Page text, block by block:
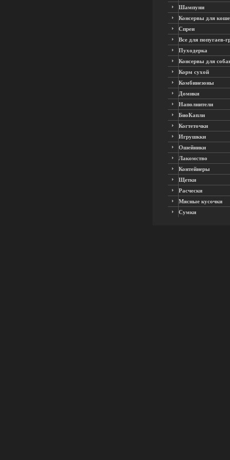
Шампуни
Консервы для
Спреи
Все для попугаев-
Пуходерка
Консервы для
Корм сухой
Комбинезоны
Домики
Наполнители
БиоКапли
Когтеточки
Игрушкки
Ошейники
Лакомство
Контейнеры
Щетки
Расчески
Мясные кусочки
Сумки